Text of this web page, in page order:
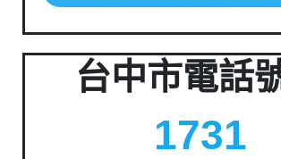
台中市電話
1731